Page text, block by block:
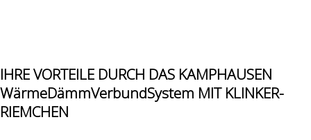
IHRE VORTEILE DURCH DAS KAMPHAUSEN
WärmeDämmVerbundSystem MIT KLINKER-
RIEMCHEN